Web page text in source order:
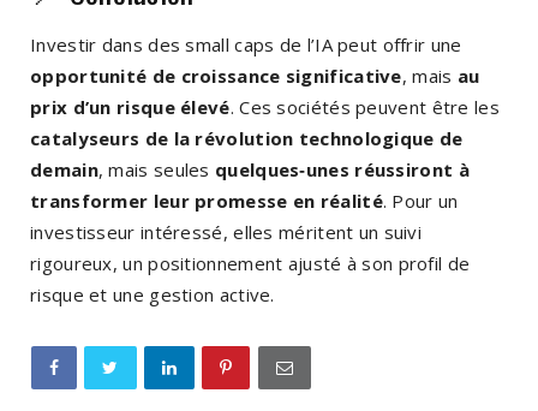
Investir dans des small caps de l’IA peut offrir une
opportunité de croissance significative, mais au
prix d’un risque élevé. Ces sociétés peuvent être les
catalyseurs de la révolution technologique de
demain, mais seules quelques‑unes réussiront à
transformer leur promesse en réalité. Pour un
investisseur intéressé, elles méritent un suivi
rigoureux, un positionnement ajusté à son profil de
risque et une gestion active.